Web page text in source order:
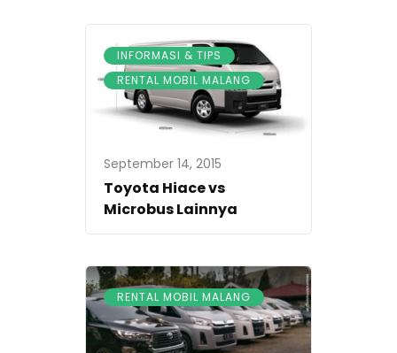
INFORMASI & TIPS ,
RENTAL MOBIL MALANG
September 14, 2015
Toyota Hiace vs
Microbus Lainnya
RENTAL MOBIL MALANG